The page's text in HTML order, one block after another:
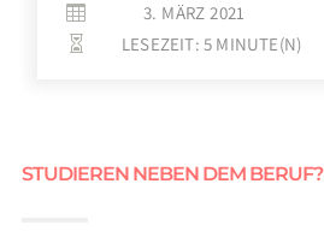
 3. MÄRZ 2021
 LESEZEIT: 5 MINUTE(N)
STUDIEREN NEBEN DEM BERUF?